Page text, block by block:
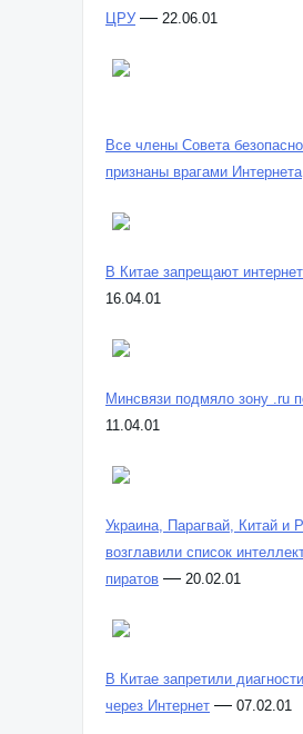
ЦРУ — 22.06.01
Все члены Совета
признаны врагами Интернета
В Китае запрещают
16.04.01
Минсвязи подмяло зону .ru
11.04.01
Украина, Парагвай, Китай и
возглавили список
пиратов — 20.02.01
В Китае запретили
через Интернет — 07.02.01